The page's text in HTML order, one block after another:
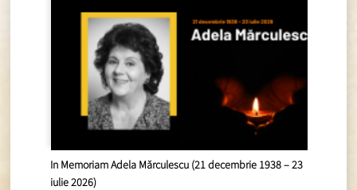
In Memoriam Adela Mărculescu (21 decembrie 1938 – 23
iulie 2026)